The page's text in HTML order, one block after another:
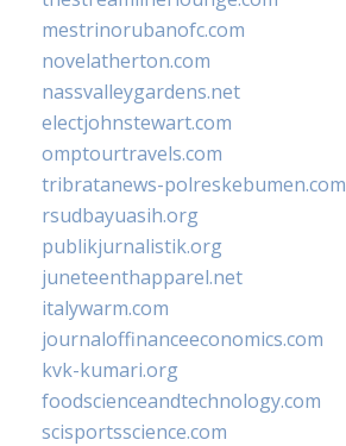
mestrinorubanofc.com
novelatherton.com
nassvalleygardens.net
electjohnstewart.com
omptourtravels.com
tribratanews-polreskebumen.com
rsudbayuasih.org
publikjurnalistik.org
juneteenthapparel.net
italywarm.com
journaloffinanceeconomics.com
kvk-kumari.org
foodscienceandtechnology.com
scisportsscience.com